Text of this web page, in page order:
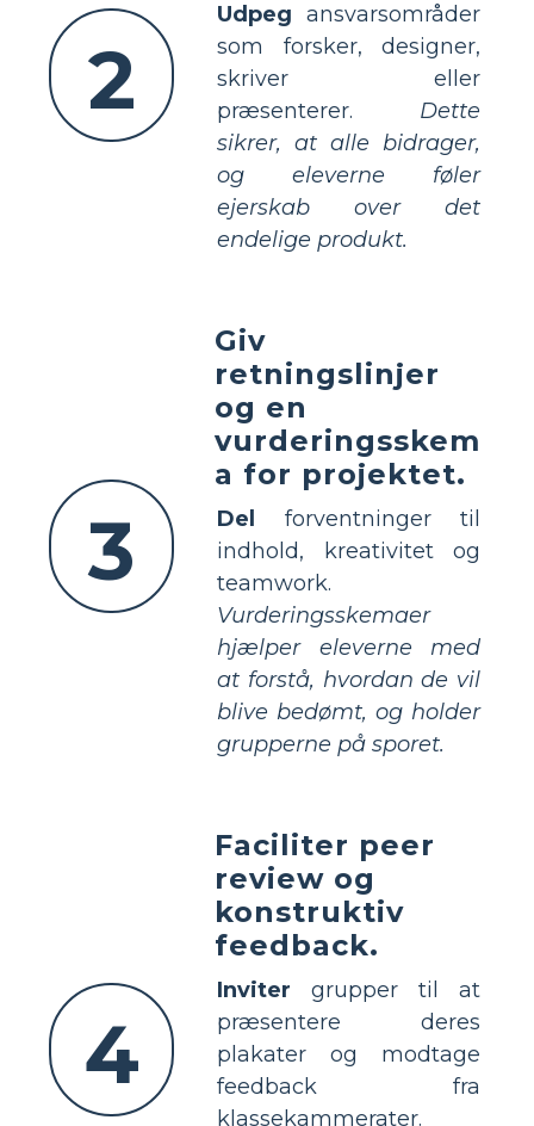
2
Udpeg ansvarsområder
som forsker, designer,
skriver eller
præsenterer. Dette
sikrer, at alle bidrager,
og eleverne føler
ejerskab over det
endelige produkt.
3
Giv
retningslinjer
og en
vurderingsskem
a for projektet.
Del
forventninger til
indhold, kreativitet og
teamwork.
Vurderingsskemaer
hjælper eleverne med
at forstå, hvordan de vil
blive bedømt, og holder
grupperne på sporet.
4
Faciliter peer
review og
konstruktiv
feedback.
Inviter grupper til at
præsentere deres
plakater og modtage
feedback fra
klassekammerater.